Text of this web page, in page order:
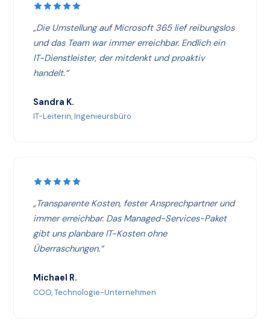
„Die Umstellung auf Microsoft 365 lief reibungslos
und das Team war immer erreichbar. Endlich ein
IT-Dienstleister, der mitdenkt und proaktiv
handelt.“
Sandra K.
IT-Leiterin, Ingenieursbüro
„Transparente Kosten, fester Ansprechpartner und
immer erreichbar. Das Managed-Services-Paket
gibt uns planbare IT-Kosten ohne
Überraschungen.“
Michael R.
COO, Technologie-Unternehmen